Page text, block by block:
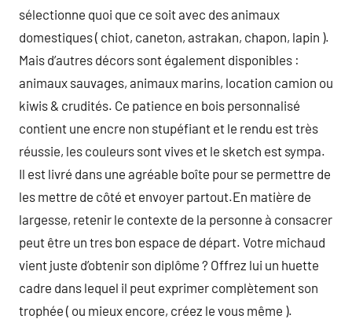
sélectionne quoi que ce soit avec des animaux
domestiques ( chiot, caneton, astrakan, chapon, lapin ).
Mais d’autres décors sont également disponibles :
animaux sauvages, animaux marins, location camion ou
kiwis & crudités. Ce patience en bois personnalisé
contient une encre non stupéfiant et le rendu est très
réussie, les couleurs sont vives et le sketch est sympa.
Il est livré dans une agréable boîte pour se permettre de
les mettre de côté et envoyer partout.En matière de
largesse, retenir le contexte de la personne à consacrer
peut être un tres bon espace de départ. Votre michaud
vient juste d’obtenir son diplôme ? Offrez lui un huette
cadre dans lequel il peut exprimer complètement son
trophée ( ou mieux encore, créez le vous même ).